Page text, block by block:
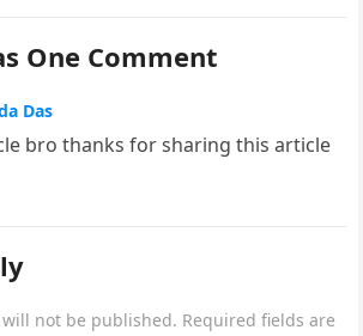
One Comment
Das
bro thanks for sharing this article
not be published. Required fields are